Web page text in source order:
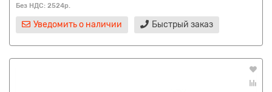
Без НДС: 2524р.
Уведомить о наличии Быстрый заказ